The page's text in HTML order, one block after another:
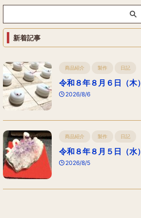
新着記事
商品紹介 製作 日記
令和８年８月６日（木）
2026/8/6
商品紹介 製作 日記
令和８年８月５日（水）
2026/8/5